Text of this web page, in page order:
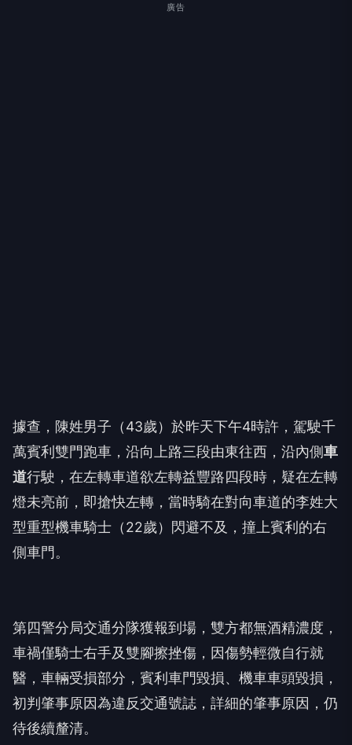
廣告
據查，陳姓男子（43歲）於昨天下午4時許，駕駛千
萬賓利雙門跑車，沿向上路三段由東往西，沿內側車
道行駛，在左轉車道欲左轉益豐路四段時，疑在左轉
燈未亮前，即搶快左轉，當時騎在對向車道的李姓大
型重型機車騎士（22歲）閃避不及，撞上賓利的右
側車門。
第四警分局交通分隊獲報到場，雙方都無酒精濃度，
車禍僅騎士右手及雙腳擦挫傷，因傷勢輕微自行就
醫，車輛受損部分，賓利車門毀損、機車車頭毀損，
初判肇事原因為違反交通號誌，詳細的肇事原因，仍
待後續釐清。